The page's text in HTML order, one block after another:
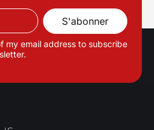
my email address to subscribe